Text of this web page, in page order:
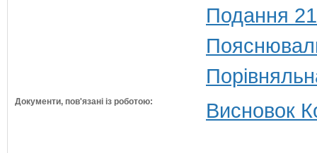
Подання
Документи, пов'язані із роботою: Висновок